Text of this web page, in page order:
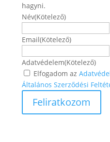
hagyni.
Név(Kötelező)
Email(Kötelező)
Adatvédelem(Kötelező)
Elfogadom az
Általános Szerződési